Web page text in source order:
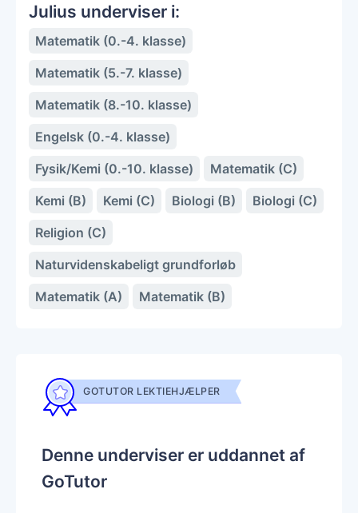
Julius underviser i:
Matematik (0.-4. klasse)
Matematik (5.-7. klasse)
Matematik (8.-10. klasse)
Engelsk (0.-4. klasse)
Fysik/Kemi (0.-10. klasse)
Matematik (C)
Kemi (B)
Kemi (C) Biologi (B)
Biologi (C)
Religion (C)
Naturvidenskabeligt grundforløb
Matematik (A)
Matematik (B)
GOTUTOR LEKTIEHJÆLPER
Denne underviser er uddannet af
GoTutor